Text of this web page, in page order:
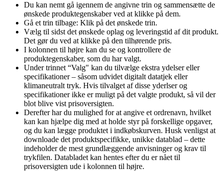
Du kan nemt gå igennem de angivne trin og sammensætte de
ønskede produktegenskaber ved at klikke på dem.
Gå et trin tilbage: Klik på det ønskede trin.
Vælg til sidst det ønskede oplag og leveringstid af dit produkt.
Det gør du ved at klikke på den tilhørende pris.
I kolonnen til højre kan du se og kontrollere de
produktegenskaber, som du har valgt.
Under trinnet “Valg" kan du tilvælge ekstra ydelser eller
specifikationer – såsom udvidet digitalt datatjek eller
klimaneutralt tryk. Hvis tilvalget af disse yderlser og
specifikationer ikke er muligt på det valgte produkt, så vil der
blot blive vist prisoversigten.
Derefter har du mulighed for at angive et ordrenavn, hvilket
kan kan hjælpe dig med at holde styr på forskellige opgaver,
og du kan lægge produktet i indkøbskurven. Husk venligst at
downloade det produktspecifikke, unikke datablad – dette
indeholder de mest grundlæggende anvisninger og krav til
trykfilen. Databladet kan hentes efter du er nået til
prisoversigten ude i kolonnen til højre.